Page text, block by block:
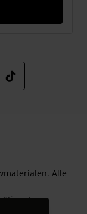
Alle
Stimmt